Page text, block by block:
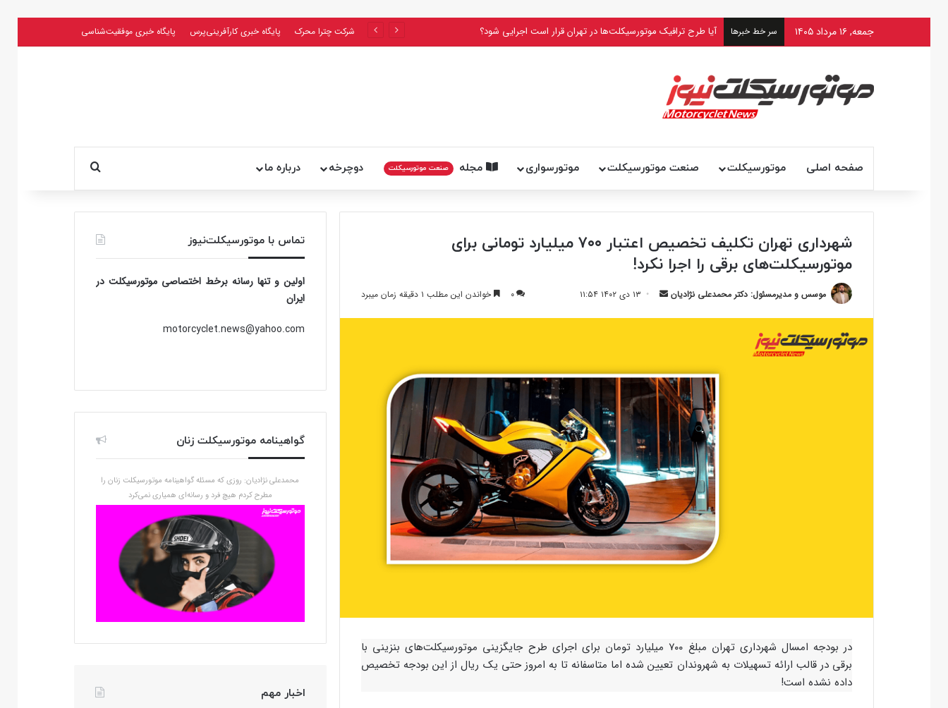
جمعه, ۱۶ مرداد ۱۴۰۵ سر خط خبرها آیا طرح ترافیک موتورسیکلت‌ها در تهران قرار است اجرایی شود؟ شرکت چترا محرک پایگاه خبری کارآفرینی‌پرس پایگاه خبری موفقیت‌شناسی
صفحه اصلی موتورسیکلت صنعت موتورسیکلت موتورسواری مجله صنعت موتورسیکلت دوچرخه درباره ما جستجو برای
شهرداری تهران تکلیف تخصیص اعتبار ۷۰۰ میلیارد تومانی برای
موتورسیکلت‌های برقی را اجرا نکرد!
موسس و مدیرمسئول: دکتر محمدعلی نژادیان
ارسال ۱۳ دی ۱۴۰۲ ۱۱:۵۴ ۰ خواندن این مطلب ۱ دقیقه زمان میبرد
در بودجه امسال شهرداری تهران مبلغ ۷۰۰ میلیارد تومان برای اجرای طرح جایگزینی موتورسیکلت‌های بنزینی با
برقی در قالب ارائه تسهیلات به شهروندان تعیین شده اما متاسفانه تا به امروز حتی یک ریال از این بودجه تخصیص
داده نشده است!
تماس با موتورسیکلت‌نیوز
اولین و تنها رسانه برخط اختصاصی موتورسیکلت در
ایران
motorcyclet.news@yahoo.com
گواهینامه موتورسیکلت زنان
محمدعلی نژادیان: روزی که مسئله گواهینامه موتورسیکلت زنان را
مطرح کردم هیچ فرد و رسانه‌ای همیاری نمی‌کرد
اخبار مهم